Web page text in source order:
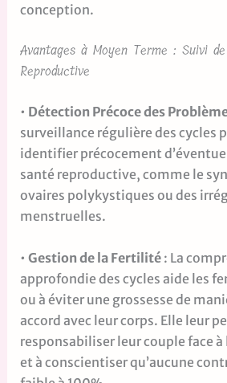
conception.
Avantages à Moyen Terme : Suivi
Reproductive
• Détection Précoce des
surveillance régulière des cycles
identifier précocement
santé reproductive, comme le
ovaires polykystiques ou des
menstruelles.
• Gestion de la Fertilité: La
approfondie des cycles aide les
ou à éviter une grossesse de
accord avec leur corps. Elle leur
responsabiliser leur couple face
et à conscientiser qu’aucune